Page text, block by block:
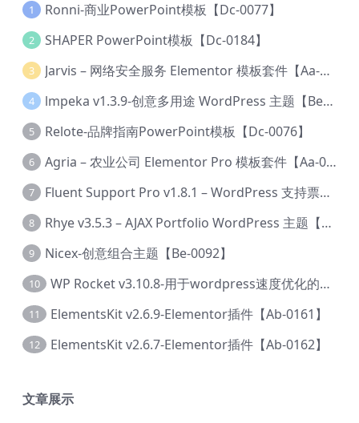
1 Ronni-商业PowerPoint模板【Dc-0077】
2 SHAPER PowerPoint模板【Dc-0184】
3 Jarvis – 网络安全服务 Elementor 模板套件【Aa-0035】
4 lmpeka v1.3.9-创意多用途 WordPress 主题【Be-0064】
5 Relote-品牌指南PowerPoint模板【Dc-0076】
6 Agria – 农业公司 Elementor Pro 模板套件【Aa-0003】
7 Fluent Support Pro v1.8.1 – WordPress 支持票务系统【Cc-0041】
8 Rhye v3.5.3 – AJAX Portfolio WordPress 主题【Bi-0049】
9 Nicex-创意组合主题【Be-0092】
10 WP Rocket v3.10.8-用于wordpress速度优化的缓存加速插件【Cd-0019】
11 ElementsKit v2.6.9-Elementor插件【Ab-0161】
12 ElementsKit v2.6.7-Elementor插件【Ab-0162】
文章展示